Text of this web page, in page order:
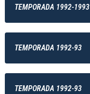
TEMPORADA 1992-1993
TEMPORADA 1992-93
TEMPORADA 1992-93